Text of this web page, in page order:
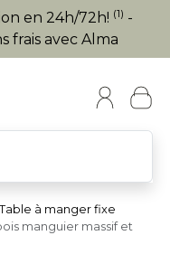
en 24h/72h! (1) -
frais avec Alma
Table à manger fixe
manguier massif et